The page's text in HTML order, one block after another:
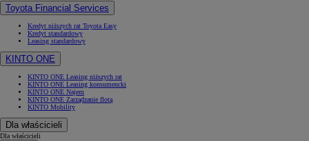
Toyota Financial Services
Kredyt niższych rat Toyota Easy
Kredyt standardowy
Leasing standardowy
KINTO ONE
KINTO ONE Leasing niższych rat
KINTO ONE Leasing konsumencki
KINTO ONE Najem
KINTO ONE Zarządzanie flotą
KINTO Mobility
Dla właścicieli
Dla właścicieli